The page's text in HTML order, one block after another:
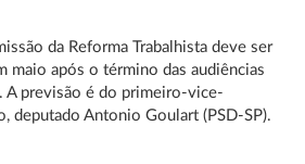
da Reforma Trabalhista deve ser
maio após o término das audiências
A previsão é do primeiro-vice-
deputado Antonio Goulart (PSD-SP).